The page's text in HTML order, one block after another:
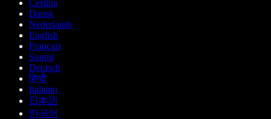
Čeština
Dansk
Nederlands
English
Français
Suomi
Deutsch
हिन्दी
Italiano
日本語
한국어